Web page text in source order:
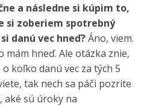
a následne si kúpim to,
si zoberiem spotrebný
danú vec hneď?Áno, viem.
hneď. Ale otázka znie,
koľko danú vec za tých 5
tak nech sa páči pozrite
aké sú úroky na